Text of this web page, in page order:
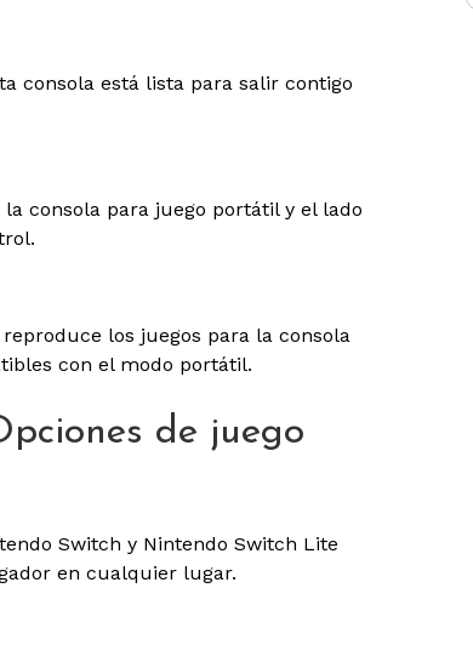
consola está lista para salir contigo
consola para juego portátil y el lado
los juegos para la consola
con el modo portátil.
de juego
Switch y Nintendo Switch Lite
en cualquier lugar.